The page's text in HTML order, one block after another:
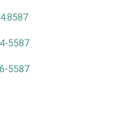
5587
5587